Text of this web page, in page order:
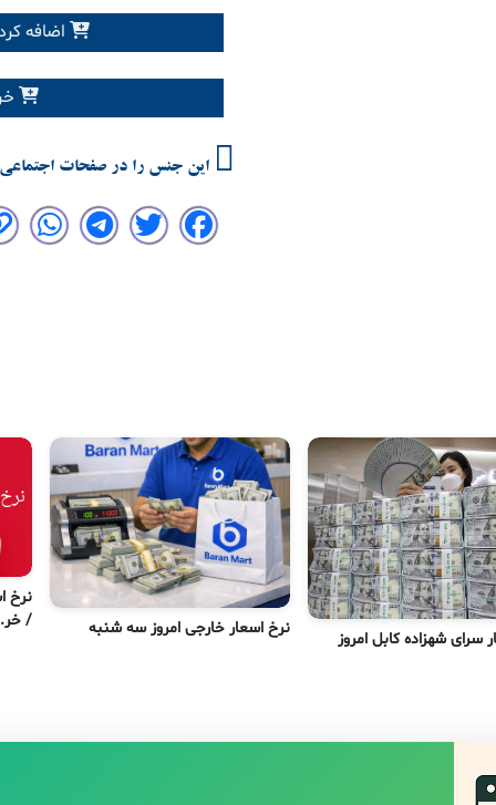
اضافه
این جنس را در صفحات
/
نرخ اسعار خارجی امروز سه شنبه
سرای شهزاده کابل امروز